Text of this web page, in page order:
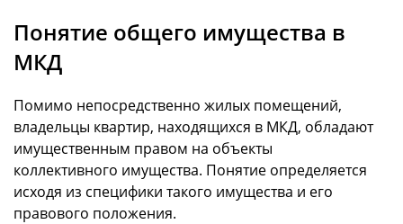
Понятие общего имущества в
МКД
Помимо непосредственно жилых помещений,
владельцы квартир, находящихся в МКД, обладают
имущественным правом на объекты
коллективного имущества. Понятие определяется
исходя из специфики такого имущества и его
правового положения.